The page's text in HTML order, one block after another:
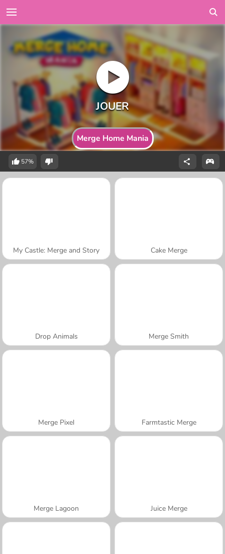
Merge Home Mania
57%
My Castle: Merge and Story Cake Merge
Drop Animals Merge Smith
Merge Pixel Farmtastic Merge
Merge Lagoon Juice Merge